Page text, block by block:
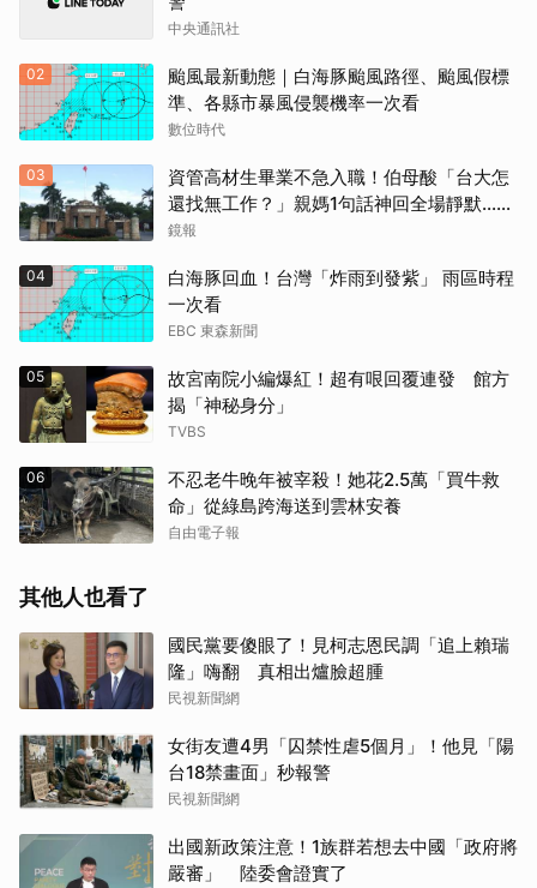
中央通訊社
02
颱風最新動態｜白海豚颱風路徑、颱風假標
準、各縣市暴風侵襲機率一次看
數位時代
03
資管高材生畢業不急入職！伯母酸「台大怎
還找無工作？」親媽1句話神回全場靜默...網
狂讚療癒
鏡報
04
白海豚回血！台灣「炸雨到發紫」 雨區時程
一次看
EBC 東森新聞
05
故宮南院小編爆紅！超有哏回覆連發 館方
揭「神秘身分」
TVBS
06
不忍老牛晚年被宰殺！她花2.5萬「買牛救
命」從綠島跨海送到雲林安養
自由電子報
其他人也看了
國民黨要傻眼了！見柯志恩民調「追上賴瑞
隆」嗨翻 真相出爐臉超腫
民視新聞網
女街友遭4男「囚禁性虐5個月」！他見「陽
台18禁畫面」秒報警
民視新聞網
出國新政策注意！1族群若想去中國「政府將
嚴審」 陸委會證實了